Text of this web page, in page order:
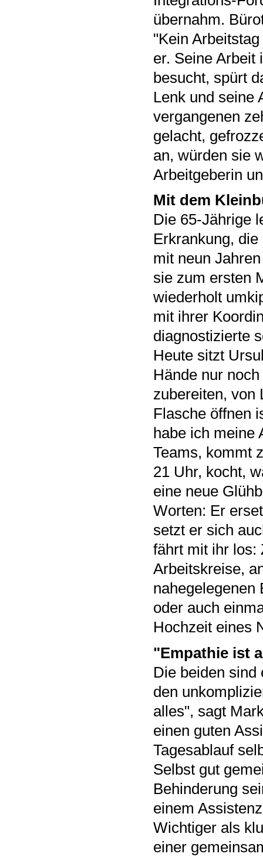
übernahm.
"Kein
er. Seine Arbeit
besucht, spürt
Lenk und seine
vergangenen
gelacht,
an, würden sie
Arbeitgeberin
Mit dem
Die 65-Jährige
Erkrankung,
mit neun
sie zum ersten
wiederholt
mit ihrer
diagnostizierte
Heute sitzt
Hände nur
zubereiten, von
Flasche öffnen
habe ich meine
Teams, kommt
21 Uhr, kocht,
eine neue
Worten: Er
setzt er sich
fährt mit ihr los:
Arbeitskreise,
nahegelegenen
oder auch
Hochzeit eines
"Empathie ist
Die beiden sind
den
alles", sagt
einen guten
Tagesablauf
Selbst gut
Behinderung
einem
Wichtiger als
einer